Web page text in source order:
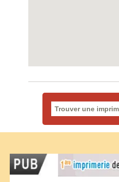
Rechercher